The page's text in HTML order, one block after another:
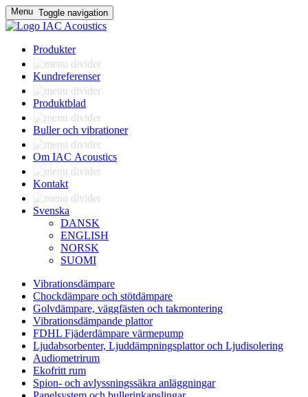
Menu Toggle navigation
Produkter
Kundreferenser
Produktblad
Buller och vibrationer
Om IAC Acoustics
Kontakt
Svenska
DANSK
ENGLISH
NORSK
SUOMI
Vibrationsdämpare
Chockdämpare och stötdämpare
Golvdämpare, väggfästen och takmontering
Vibrationsdämpande plattor
FDHL Fjäderdämpare värmepump
Ljudabsorbenter, Ljuddämpningsplattor och Ljudisolering
Audiometrirum
Ekofritt rum
Spion- och avlyssningssäkra anläggningar